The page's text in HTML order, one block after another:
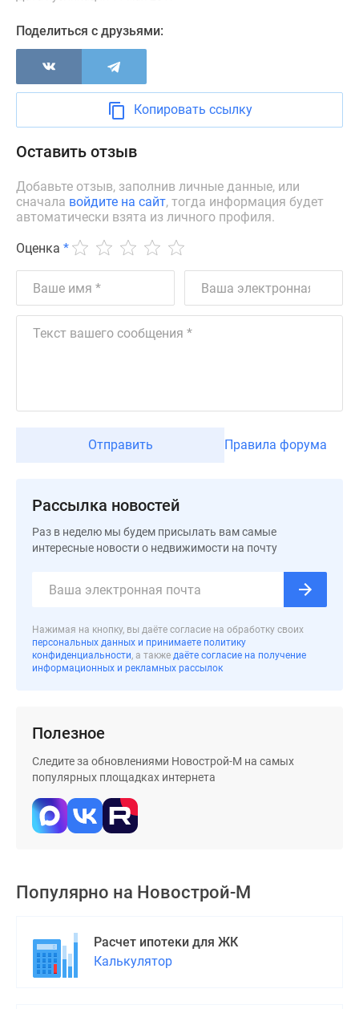
рынка
новостроек
авторы
проекте
Контакты
сайте
Дзен
Машино-
Субсидированная
застройщиком
Rutube
Программа
Москве
класса
Новостройки
класса
Рассрочка
Траншевая
Поделиться с друзьями:
Копировать ссылку
Оставить отзыв
Добавьте отзыв, заполнив личные данные, или
сначала войдите на сайт, тогда информация будет
автоматически взята из личного профиля.
Оценка *
Отправить Правила форума
Рассылка новостей
Раз в неделю мы будем присылать вам самые
интересные новости о недвижимости на почту
Нажимая на кнопку, вы даёте согласие на обработку своих
персональных данных и принимаете политику
конфиденциальности, а также даёте согласие на получение
информационных и рекламных рассылок
Полезное
Следите за обновлениями Новострой-М на самых
популярных площадках интернета
Популярно на Новострой-М
Расчет ипотеки для ЖК
Калькулятор